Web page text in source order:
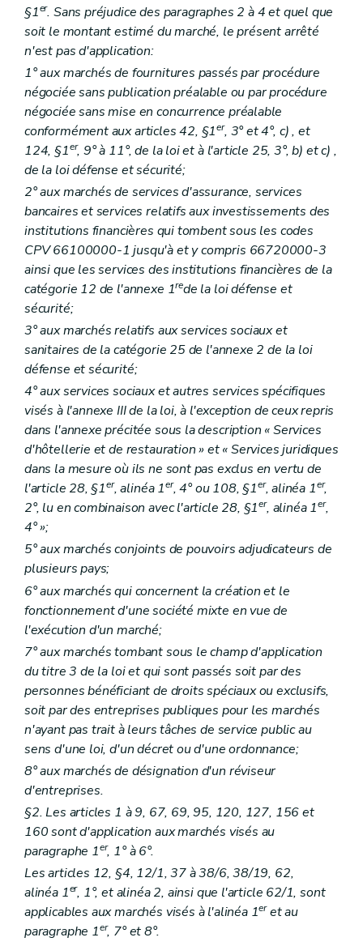
§1er. Sans préjudice des paragraphes 2 à 4 et quel que
soit le montant estimé du marché, le présent arrêté
n'est pas d'application:
1° aux marchés de fournitures passés par procédure
négociée sans publication préalable ou par procédure
négociée sans mise en concurrence préalable
conformément aux articles 42, §1er, 3° et 4°, c), et
124, §1er, 9° à 11°, de la loi et à l'article 25, 3°,b) etc) ,
de la loi défense et sécurité;
2° aux marchés de services d'assurance, services
bancaires et services relatifs aux investissements des
institutions financières qui tombent sous les codes
CPV 66100000-1 jusqu'à et y compris 66720000-3
ainsi que les services des institutions financières de la
catégorie 12 de l'annexe 1rede la loi défense et
sécurité;
3° aux marchés relatifs aux services sociaux et
sanitaires de la catégorie 25 de l'annexe 2 de la loi
défense et sécurité;
4° aux services sociaux et autres services spécifiques
visés à l'annexe III de la loi, à l'exception de ceux repris
dans l'annexe précitée sous la description « Services
d'hôtellerie et de restauration » et « Services juridiques
dans la mesure où ils ne sont pas exclus en vertu de
l'article 28, §1er, alinéa 1er, 4° ou 108, §1er, alinéa 1er,
2°, lu en combinaison avec l'article 28, §1er, alinéa 1er,
4° »;
5° aux marchés conjoints de pouvoirs adjudicateurs de
plusieurs pays;
6° aux marchés qui concernent la création et le
fonctionnement d'une société mixte en vue de
l'exécution d'un marché;
7° aux marchés tombant sous le champ d'application
du titre 3 de la loi et qui sont passés soit par des
personnes bénéficiant de droits spéciaux ou exclusifs,
soit par des entreprises publiques pour les marchés
n'ayant pas trait à leurs tâches de service public au
sens d'une loi, d'un décret ou d'une ordonnance;
8° aux marchés de désignation d'un réviseur
d'entreprises.
§2. Les articles 1 à 9, 67, 69, 95, 120, 127, 156 et
160 sont d'application aux marchés visés au
paragraphe 1er, 1° à 6°.
Les articles 12, §4, 12/1, 37 à 38/6, 38/19, 62,
alinéa 1er, 1°, et alinéa 2, ainsi que l'article 62/1, sont
applicables aux marchés visés à l'alinéa 1eret au
paragraphe 1er, 7° et 8°.